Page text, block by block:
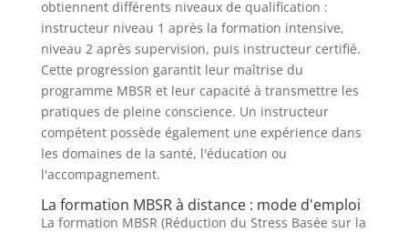
obtiennent différents niveaux de qualification :
instructeur niveau 1 après la formation intensive,
niveau 2 après supervision, puis instructeur certifié.
Cette progression garantit leur maîtrise du
programme MBSR et leur capacité à transmettre les
pratiques de pleine conscience. Un instructeur
compétent possède également une expérience dans
les domaines de la santé, l'éducation ou
l'accompagnement.
La formation MBSR à distance : mode d'emploi
La formation MBSR (Réduction du Stress Basée sur la